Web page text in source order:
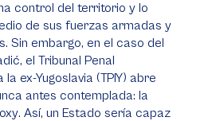
control del territorio y lo
de sus fuerzas armadas y
Sin embargo, en el caso del
, el Tribunal Penal
ex-Yugoslavia (TPIY) abre
antes contemplada: la
. Así, un Estado sería capaz